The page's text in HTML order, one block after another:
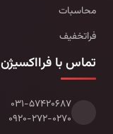
محاسبات
فراتخفیف
تماس با فرااکسیژن
۰۳۱-۵۷۴۲۰۶۸۷
۰۹۲۰-۲۷۲-۰۲۷۰